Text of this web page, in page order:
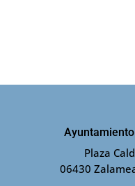
Plaza
06430